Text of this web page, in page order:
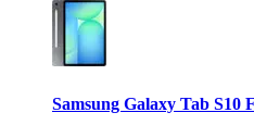
Samsung Galaxy Tab S10